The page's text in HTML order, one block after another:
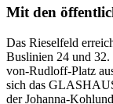
Mit den
Das Rieselfeld
Buslinien 24 und 32.
von-Rudloff-Platz
sich das
der Johanna-